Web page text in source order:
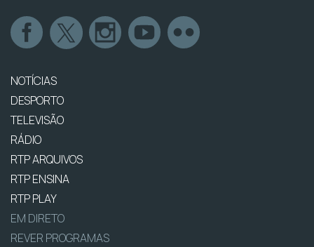
NOTÍCIAS
DESPORTO
TELEVISÃO
RÁDIO
RTP ARQUIVOS
RTP ENSINA
RTP PLAY
EM DIRETO
REVER PROGRAMAS